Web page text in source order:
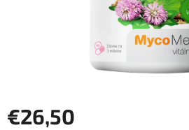
€26,50